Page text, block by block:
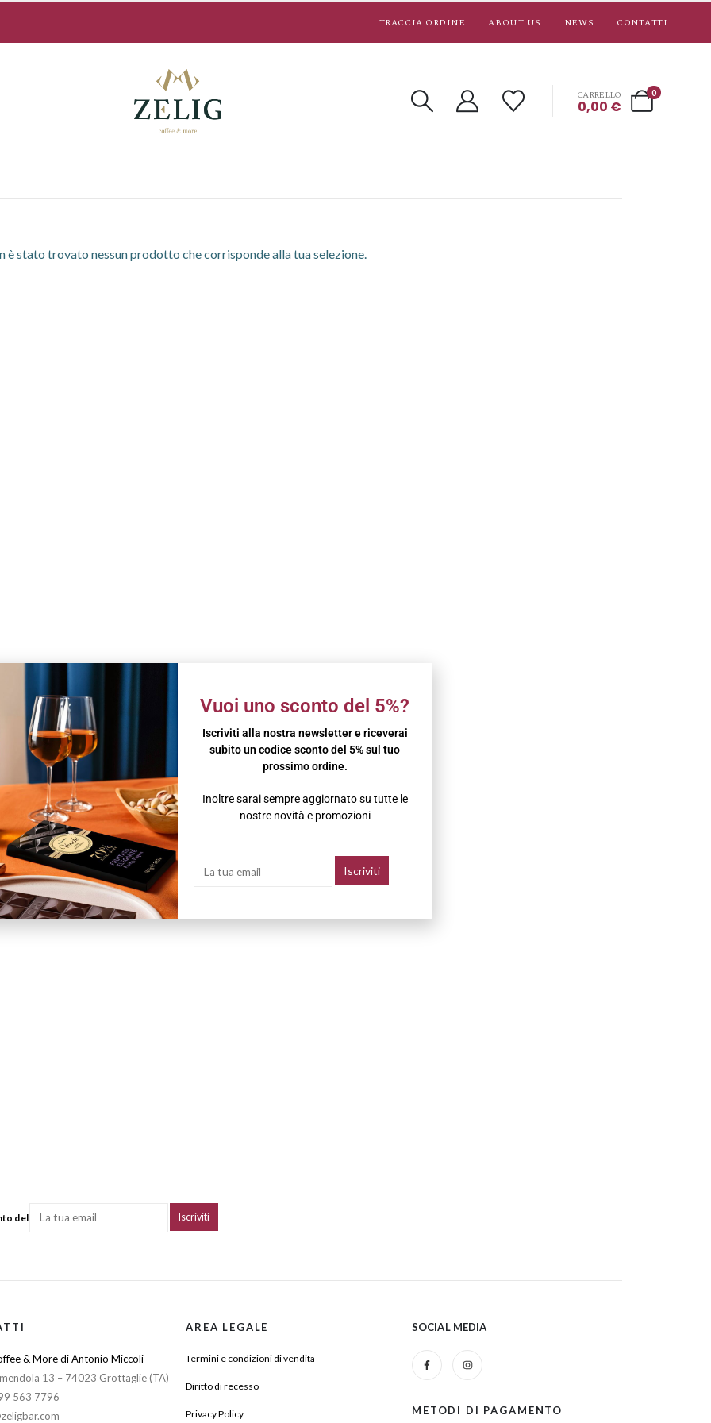
TRACCIA ORDINE ABOUT US NEWS CONTATTI
0
CARRELLO
0,00 €
è stato trovato nessun prodotto che corrisponde alla tua selezione.
del
& More di Antonio Miccoli
13 – 74023 Grottaglie (TA)
563 7796
AREA LEGALE
Termini e condizioni di vendita
Diritto di recesso
Privacy Policy
SOCIAL MEDIA
METODI DI PAGAMENTO
Vuoi uno sconto del 5%?
Iscriviti alla nostra newsletter e riceverai
subito un codice sconto del 5% sul tuo
prossimo ordine.
Inoltre sarai sempre aggiornato su tutte le
nostre novità e promozioni